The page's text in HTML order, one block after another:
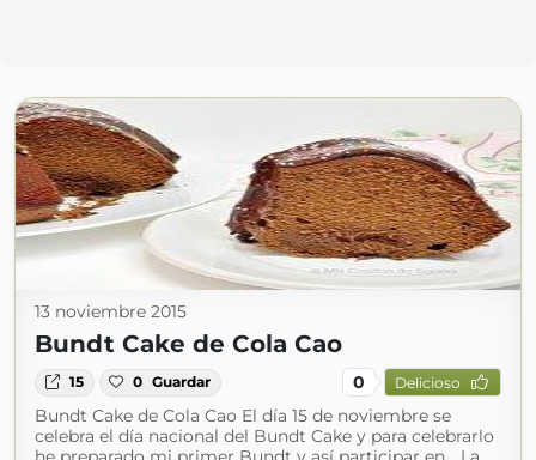
13 noviembre 2015
Bundt Cake de Cola Cao
15 0 Guardar 0 Delicioso
Bundt Cake de Cola Cao El día 15 de noviembre se
celebra el día nacional del Bundt Cake y para celebrarlo